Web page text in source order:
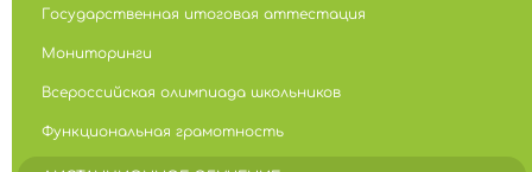
Государственная итоговая аттестация
Мониторинги
Всероссийская олимпиада школьников
Функциональная грамотность